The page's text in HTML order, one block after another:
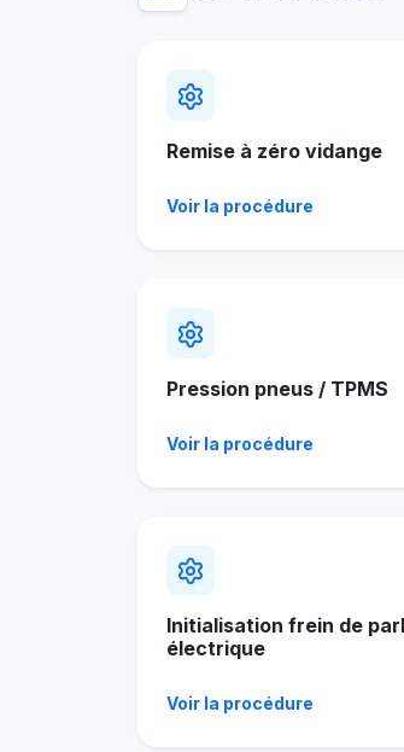
Remise à zéro vidange
Voir la procédure
Pression pneus / TPMS
Voir la procédure
Initialisation frein de
électrique
Voir la procédure